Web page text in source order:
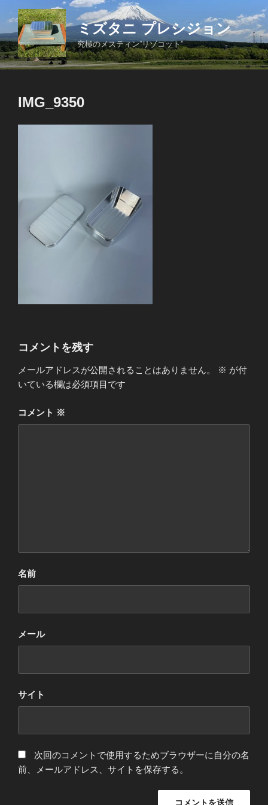
ン
テ
ン
ツ
ミズタニ プレシジョン
究極のメスティン”リゾコット”
IMG_9350
コメントを残す
メールアドレスが公開されることはありません。 ※ が付
いている欄は必須項目です
コメント ※
名前
メール
サイト
次回のコメントで使用するためブラウザーに自分の名
前、メールアドレス、サイトを保存する。